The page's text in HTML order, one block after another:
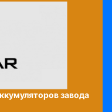
завода